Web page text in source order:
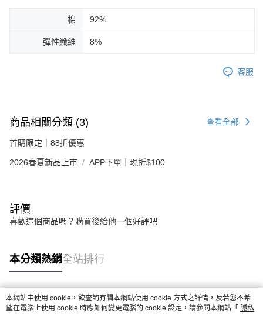
棉 92%
彈性纖維 8%
客服
商品相關分類 (3) 查看全部
首購限定｜88折優惠
2026春夏新品上市 APP下單｜現折$100
評價
喜歡這個商品嗎？購買後給他一個好評吧
本分類熱銷全站排行
熱門標籤
本網站中使用 cookie，欲查詢有關本網站使用 cookie 方式之詳情，及若您不希
望在電腦上使用 cookie 時應如何變更電腦的 cookie 設定，請參閱本網站「 隱私